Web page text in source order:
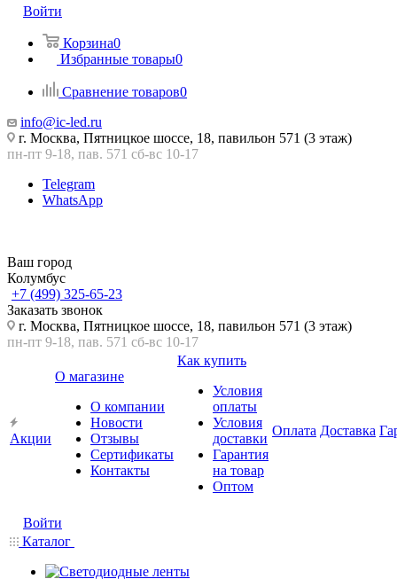
Войти
Корзина0
Избранные товары0
Сравнение товаров0
info@ic-led.ru
г. Москва, Пятницкое шоссе, 18, павильон 571 (3 этаж)
пн-пт 9-18, пав. 571 сб-вс 10-17
Telegram
WhatsApp
Ваш город
Колумбус
+7 (499) 325-65-23
Заказать звонок
г. Москва, Пятницкое шоссе, 18, павильон 571 (3 этаж)
пн-пт 9-18, пав. 571 сб-вс 10-17
Акции
О магазине
О компании
Новости
Отзывы
Сертификаты
Контакты
Как купить
Условия
оплаты
Условия
доставки
Гарантия
на товар
Оптом
Оплата Доставка
Войти
Каталог